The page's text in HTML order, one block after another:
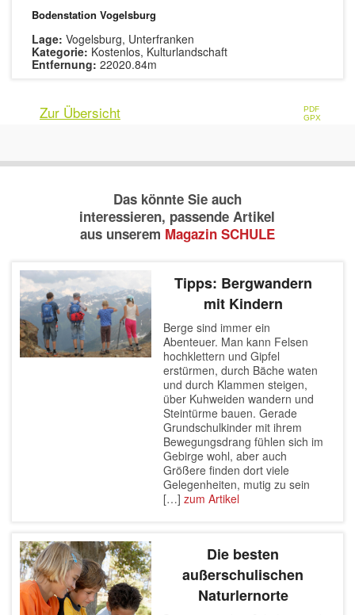
Bodenstation Vogelsburg
Lage: Vogelsburg, Unterfranken
Kategorie: Kostenlos, Kulturlandschaft
Entfernung: 22020.84m
Zur Übersicht
PDF
GPX
Das könnte Sie auch
interessieren, passende Artikel
aus unserem Magazin SCHULE
Tipps: Bergwandern
mit Kindern
Berge sind immer ein
Abenteuer. Man kann Felsen
hochklettern und Gipfel
erstürmen, durch Bäche waten
und durch Klammen steigen,
über Kuhweiden wandern und
Steintürme bauen. Gerade
Grundschulkinder mit ihrem
Bewegungsdrang fühlen sich im
Gebirge wohl, aber auch
Größere finden dort viele
Gelegenheiten, mutig zu sein
[…] zum Artikel
Die besten
außerschulischen
Naturlernorte